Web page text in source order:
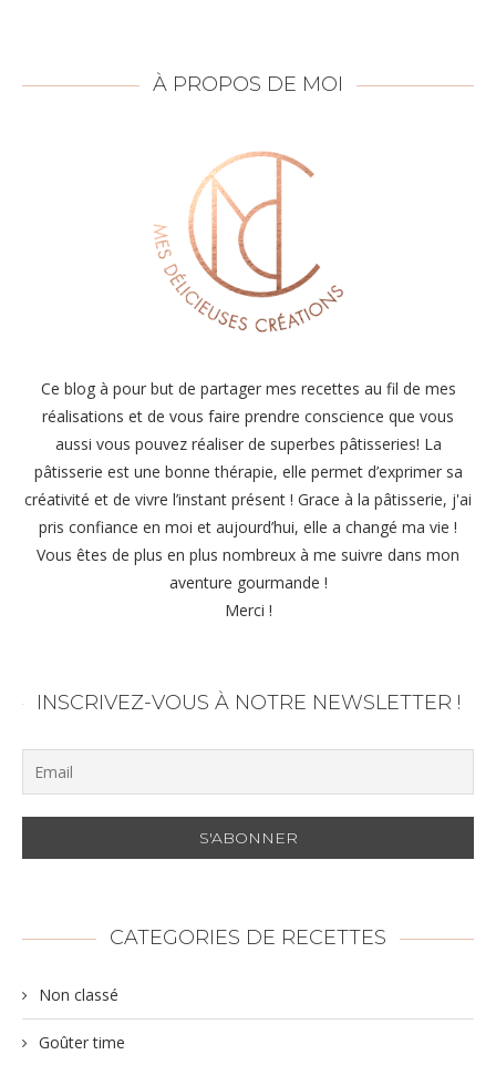
À PROPOS DE MOI
Ce blog à pour but de partager mes recettes au fil de mes
réalisations et de vous faire prendre conscience que vous
aussi vous pouvez réaliser de superbes pâtisseries! La
pâtisserie est une bonne thérapie, elle permet d’exprimer sa
créativité et de vivre l’instant présent ! Grace à la pâtisserie, j'ai
pris confiance en moi et aujourd’hui, elle a changé ma vie !
Vous êtes de plus en plus nombreux à me suivre dans mon
aventure gourmande !
Merci !
INSCRIVEZ-VOUS À NOTRE NEWSLETTER !
CATEGORIES DE RECETTES
Non classé
Goûter time